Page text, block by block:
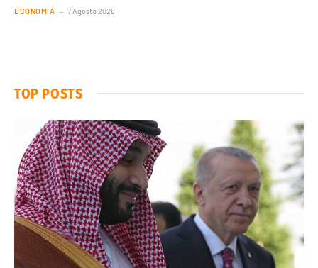
ECONOMIA 7 Agosto 2026
TOP POSTS